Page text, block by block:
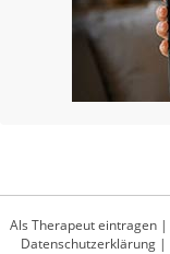
Als Therapeut eintragen |
Datenschutzerklärung|